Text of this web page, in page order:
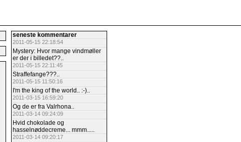
seneste kommentarer
2011-05-15 22:18:54
Mystery: Hvor mange vindmøller
er der i billedet??..
2011-05-15 22:11:45
Straffefange???..
2011-05-15 11:50:16
I'm the king of the world.. :-)..
2011-03-15 16:59:20
Og de er fra Valrhona..
2011-03-14 09:24:09
Hvid chokolade og
hasselnøddecreme... mmm.....
2011-03-14 09:20:17